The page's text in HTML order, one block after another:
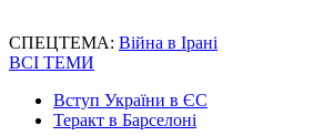
СПЕЦТЕМА: Війна в Ірані
ВСІ ТЕМИ
Вступ України в ЄС
Теракт в Барселоні